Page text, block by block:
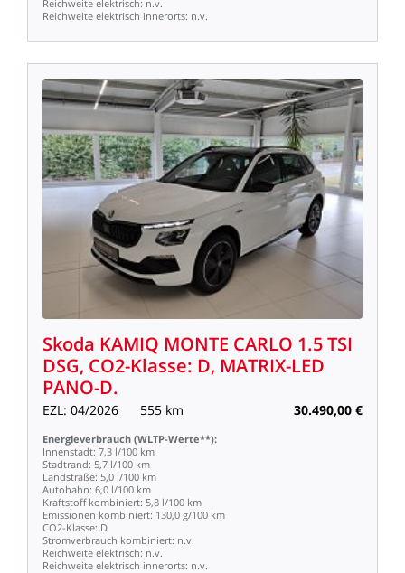
Reichweite elektrisch: n.v.
Reichweite elektrisch innerorts: n.v.
Skoda KAMIQ MONTE CARLO 1.5TSI
DSG, CO2-Klasse: D, MATRIX-LED
PANO-D.
EZL: 04/2026 555 km 30.490,00 €
Energieverbrauch (WLTP-Werte**):
Innenstadt: 7,3 l/100 km
Stadtrand: 5,7 l/100 km
Landstraße: 5,0 l/100 km
Autobahn: 6,0 l/100 km
Kraftstoff kombiniert: 5,8 l/100 km
Emissionen kombiniert: 130,0 g/100 km
CO2-Klasse: D
Stromverbrauch kombiniert: n.v.
Reichweite elektrisch: n.v.
Reichweite elektrisch innerorts: n.v.